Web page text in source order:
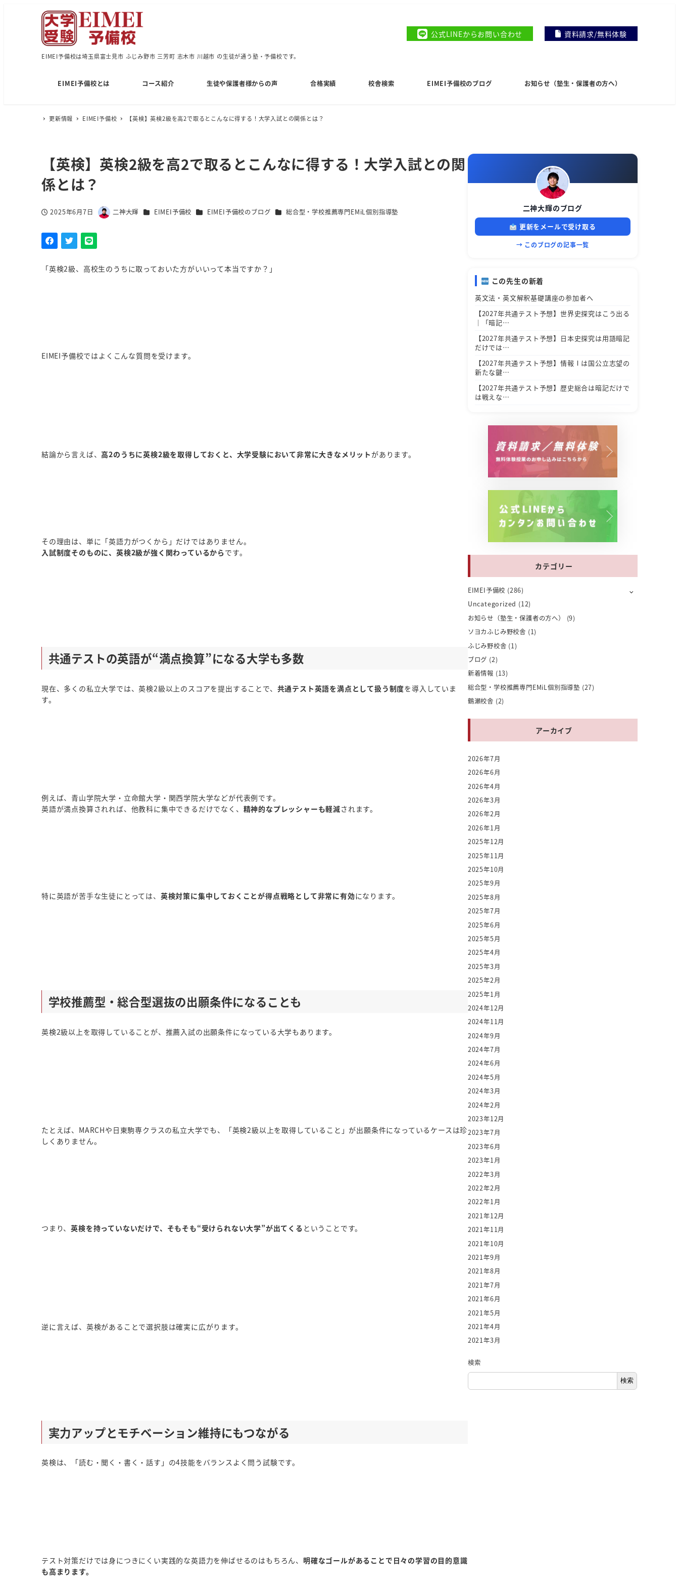
EIMEI予備校は埼玉県富士見市 ふじみ野市 三芳町 志木市 川越市 の生徒が通う塾・予備校です。
公式LINEからお問い合わせ 資料請求/無料体験
EIMEI予備校とは コース紹介 生徒や保護者様からの声 合格実績 校舎検索 EIMEI予備校のブログ お知らせ（塾生・保護者の方へ）
更新情報 EIMEI予備校 【英検】英検2級を高2で取るとこんなに得する！大学入試との関係とは？
【英検】英検2級を高2で取るとこんなに得する！大学入試との関
係とは？
投稿日2025年6月7日
著
二神大輝 カテゴリー
EIMEI予備校 カテゴリー
EIMEI予備校のブログ カテゴリー
総合型・学校推薦専門EMiL個別指導塾
「英検2級、高校生のうちに取っておいた方がいいって本当ですか？」
EIMEI予備校ではよくこんな質問を受けます。
結論から言えば、高2のうちに英検2級を取得しておくと、大学受験において非常に大きなメリット があります。
その理由は、単に「英語力がつくから」だけではありません。
入試制度そのものに、英検2級が強く関わっているからです。
共通テストの英語が“満点換算”になる大学も多数
現在、多くの私立大学では、英検2級以上のスコアを提出することで、 共通テスト英語を満点として扱う制度を導入していま
す。
例えば、青山学院大学・立命館大学・関西学院大学などが代表例です。
英語が満点換算されれば、他教科に集中できるだけでなく、 精神的なプレッシャーも軽減されます。
特に英語が苦手な生徒にとっては、 英検対策に集中しておくことが得点戦略として非常に有効になります。
学校推薦型・総合型選抜の出願条件になることも
英検2級以上を取得していることが、推薦入試の出願条件になっている大学もあります。
たとえば、MARCHや日東駒専クラスの私立大学でも、「英検2級以上を取得していること」が出願条件になっているケースは珍
しくありません。
つまり、英検を持っていないだけで、そもそも“受けられない大学”が出てくる ということです。
逆に言えば、英検があることで選択肢は確実に広がります。
実力アップとモチベーション維持にもつながる
英検は、「読む・聞く・書く・話す」の4技能をバランスよく問う試験です。
テスト対策だけでは身につきにくい実践的な英語力を伸ばせるのはもちろん、 明確なゴールがあることで日々の学習の目的意識
も高まります。
二神大輝のブログ
更新をメールで受け取る
→ このブログの記事一覧
この先生の新着
英文法・英文解釈基礎講座の参加者へ
【2027年共通テスト予想】世界史探究はこう出る
｜「暗記…
【2027年共通テスト予想】日本史探究は用語暗記
だけでは…
【2027年共通テスト予想】情報Ⅰは国公立志望の
新たな鍵…
【2027年共通テスト予想】歴史総合は暗記だけで
は戦えな…
カテゴリー
EIMEI予備校 (286)
Uncategorized (12)
お知らせ（塾生・保護者の方へ）
(9)
ソヨカふじみ野校舎 (1)
ふじみ野校舎 (1)
ブログ (2)
新着情報 (13)
総合型・学校推薦専門EMiL個別指導塾 (27)
鶴瀬校舎 (2)
アーカイブ
2026年7月
2026年6月
2026年4月
2026年3月
2026年2月
2026年1月
2025年12月
2025年11月
2025年10月
2025年9月
2025年8月
2025年7月
2025年6月
2025年5月
2025年4月
2025年3月
2025年2月
2025年1月
2024年12月
2024年11月
2024年9月
2024年7月
2024年6月
2024年5月
2024年3月
2024年2月
2023年12月
2023年7月
2023年6月
2023年1月
2022年3月
2022年2月
2022年1月
2021年12月
2021年11月
2021年10月
2021年9月
2021年8月
2021年7月
2021年6月
2021年5月
2021年4月
2021年3月
検索
検索